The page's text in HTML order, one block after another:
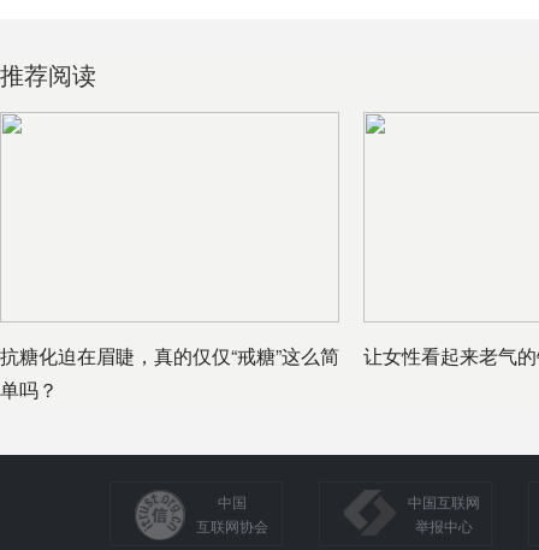
推荐阅读
抗糖化迫在眉睫，真的仅仅“戒糖”这么简
单吗？
让女性看起来老气
中国
互联网协会
中国互联网
举报中心